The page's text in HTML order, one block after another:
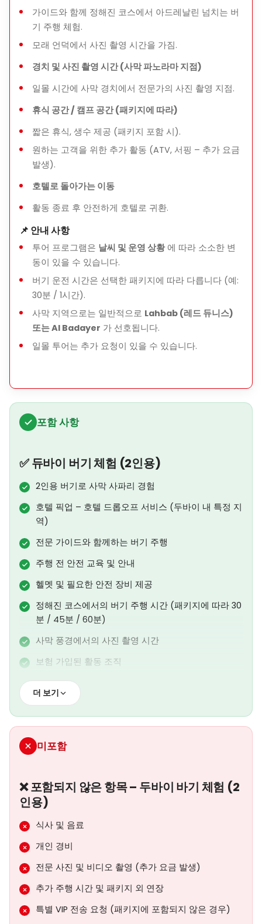
두바이에서 특별하고 잊지 못할 경험을 원하는 사람들
📍 위치
투어는 일반적으로 라흐밥 (레드 듄스)또는알 바다예르
코스와 지역 선택은 일일 운영 계획에 따라 결정됩니다.
가이드와 함께 정해진 코스에서 아드레날린 넘치는 버
기 주행 체험.
모래 언덕에서 사진 촬영 시간을 가짐.
경치 및 사진 촬영 시간 (사막 파노라마 지점)
일몰 시간에 사막 경치에서 전문가의 사진 촬영 지점.
휴식 공간 / 캠프 공간 (패키지에 따라)
짧은 휴식, 생수 제공 (패키지 포함 시).
원하는 고객을 위한 추가 활동 (ATV, 서핑 – 추가 요금
발생).
호텔로 돌아가는 이동
활동 종료 후 안전하게 호텔로 귀환.
📌 안내 사항
투어 프로그램은 날씨 및 운영 상황에 따라 소소한 변
동이 있을 수 있습니다.
버기 운전 시간은 선택한 패키지에 따라 다릅니다 (예:
30분 / 1시간).
사막 지역으로는 일반적으로 Lahbab (레드 듀니스)
또는 Al Badayer 가 선호됩니다.
일몰 투어는 추가 요청이 있을 수 있습니다.
포함 사항
✅ 듀바이 버기 체험 (2인용)
2인용 버기로 사막 사파리 경험
호텔 픽업 – 호텔 드롭오프 서비스 (두바이 내 특정 지
역)
전문 가이드와 함께하는 버기 주행
주행 전 안전 교육 및 안내
헬멧 및 필요한 안전 장비 제공
정해진 코스에서의 버기 주행 시간 (패키지에 따라 30
분 / 45분 / 60분)
사막 풍경에서의 사진 촬영 시간
보험 가입된 활동 조직
예약 및 운영 지원
터키어 고객 지원 서비스
더 보기
미포함
❌ 포함되지 않은 항목 – 두바이 바기 체험 (2
인용)
식사 및 음료
개인 경비
전문 사진 및 비디오 촬영 (추가 요금 발생)
추가 주행 시간 및 패키지 외 연장
특별 VIP 전송 요청 (패키지에 포함되지 않은 경우)